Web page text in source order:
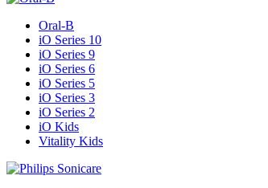
Oral-B
iO Series 10
iO Series 9
iO Series 6
iO Series 5
iO Series 3
iO Series 2
iO Kids
Vitality Kids